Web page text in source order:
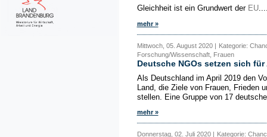
Gleichheit ist ein Grundwert der EU
mehr »
Mittwoch, 05. August 2020 | Kategorie:
Forschung/Wissenschaft, Frauen
Deutsche NGOs setzen sich
Als Deutschland im April 2019 den
Land, die Ziele von Frauen, Frieden
stellen. Eine Gruppe von 17
mehr »
Donnerstag, 02. Juli 2020 | Kategorie: